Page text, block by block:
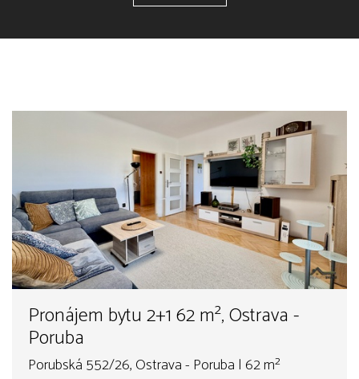
Pronájem bytu 2+1 62 m², Ostrava -
Poruba
Porubská 552/26, Ostrava - Poruba | 62 m²